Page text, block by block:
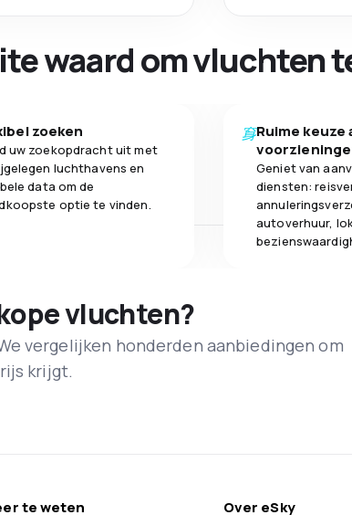
waard om vluchten
zoeken
uw zoekopdracht uit met
luchthavens en
data om de
optie te vinden.
Ruime keuze
Geniet van
diensten:
autoverhuur,
vluchten?
vergelijken honderden aanbiedingen om
krijgt.
te weten Over eSky